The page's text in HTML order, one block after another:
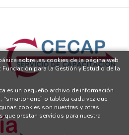
sobre las cookies de la página web
para la Gestión y Estudio de la
es un pequeño archivo de información
“smartphone” o tableta cada vez que
cookies son nuestras y otras
que prestan servicios para nuestra